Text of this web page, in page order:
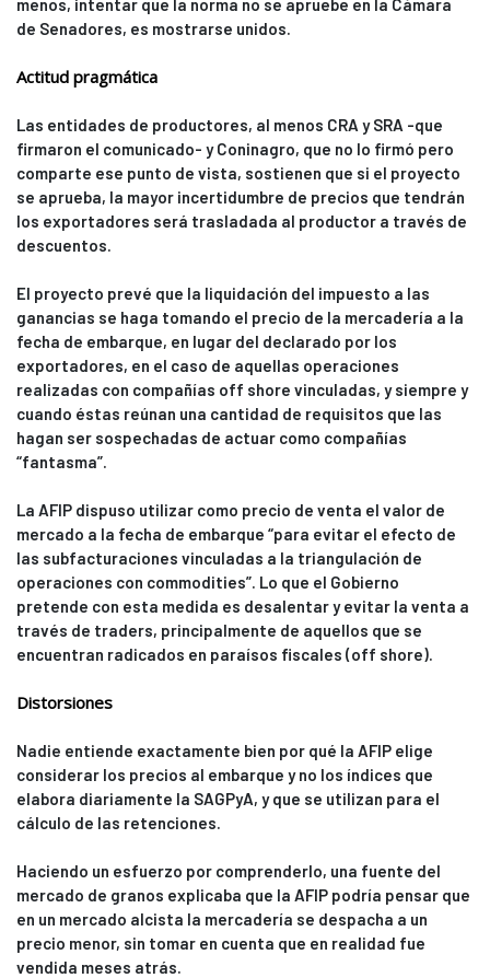
menos, intentar que la norma no se apruebe en la Cámara
de Senadores, es mostrarse unidos.
Actitud pragmática
Las entidades de productores, al menos CRA y SRA -que
firmaron el comunicado- y Coninagro, que no lo firmó pero
comparte ese punto de vista, sostienen que si el proyecto
se aprueba, la mayor incertidumbre de precios que tendrán
los exportadores será trasladada al productor a través de
descuentos.
El proyecto prevé que la liquidación del impuesto a las
ganancias se haga tomando el precio de la mercadería a la
fecha de embarque, en lugar del declarado por los
exportadores, en el caso de aquellas operaciones
realizadas con compañías off shore vinculadas, y siempre y
cuando éstas reúnan una cantidad de requisitos que las
hagan ser sospechadas de actuar como compañías
“fantasma”.
La AFIP dispuso utilizar como precio de venta el valor de
mercado a la fecha de embarque “para evitar el efecto de
las subfacturaciones vinculadas a la triangulación de
operaciones con commodities”. Lo que el Gobierno
pretende con esta medida es desalentar y evitar la venta a
través de traders, principalmente de aquellos que se
encuentran radicados en paraísos fiscales (off shore).
Distorsiones
Nadie entiende exactamente bien por qué la AFIP elige
considerar los precios al embarque y no los índices que
elabora diariamente la SAGPyA, y que se utilizan para el
cálculo de las retenciones.
Haciendo un esfuerzo por comprenderlo, una fuente del
mercado de granos explicaba que la AFIP podría pensar que
en un mercado alcista la mercadería se despacha a un
precio menor, sin tomar en cuenta que en realidad fue
vendida meses atrás.